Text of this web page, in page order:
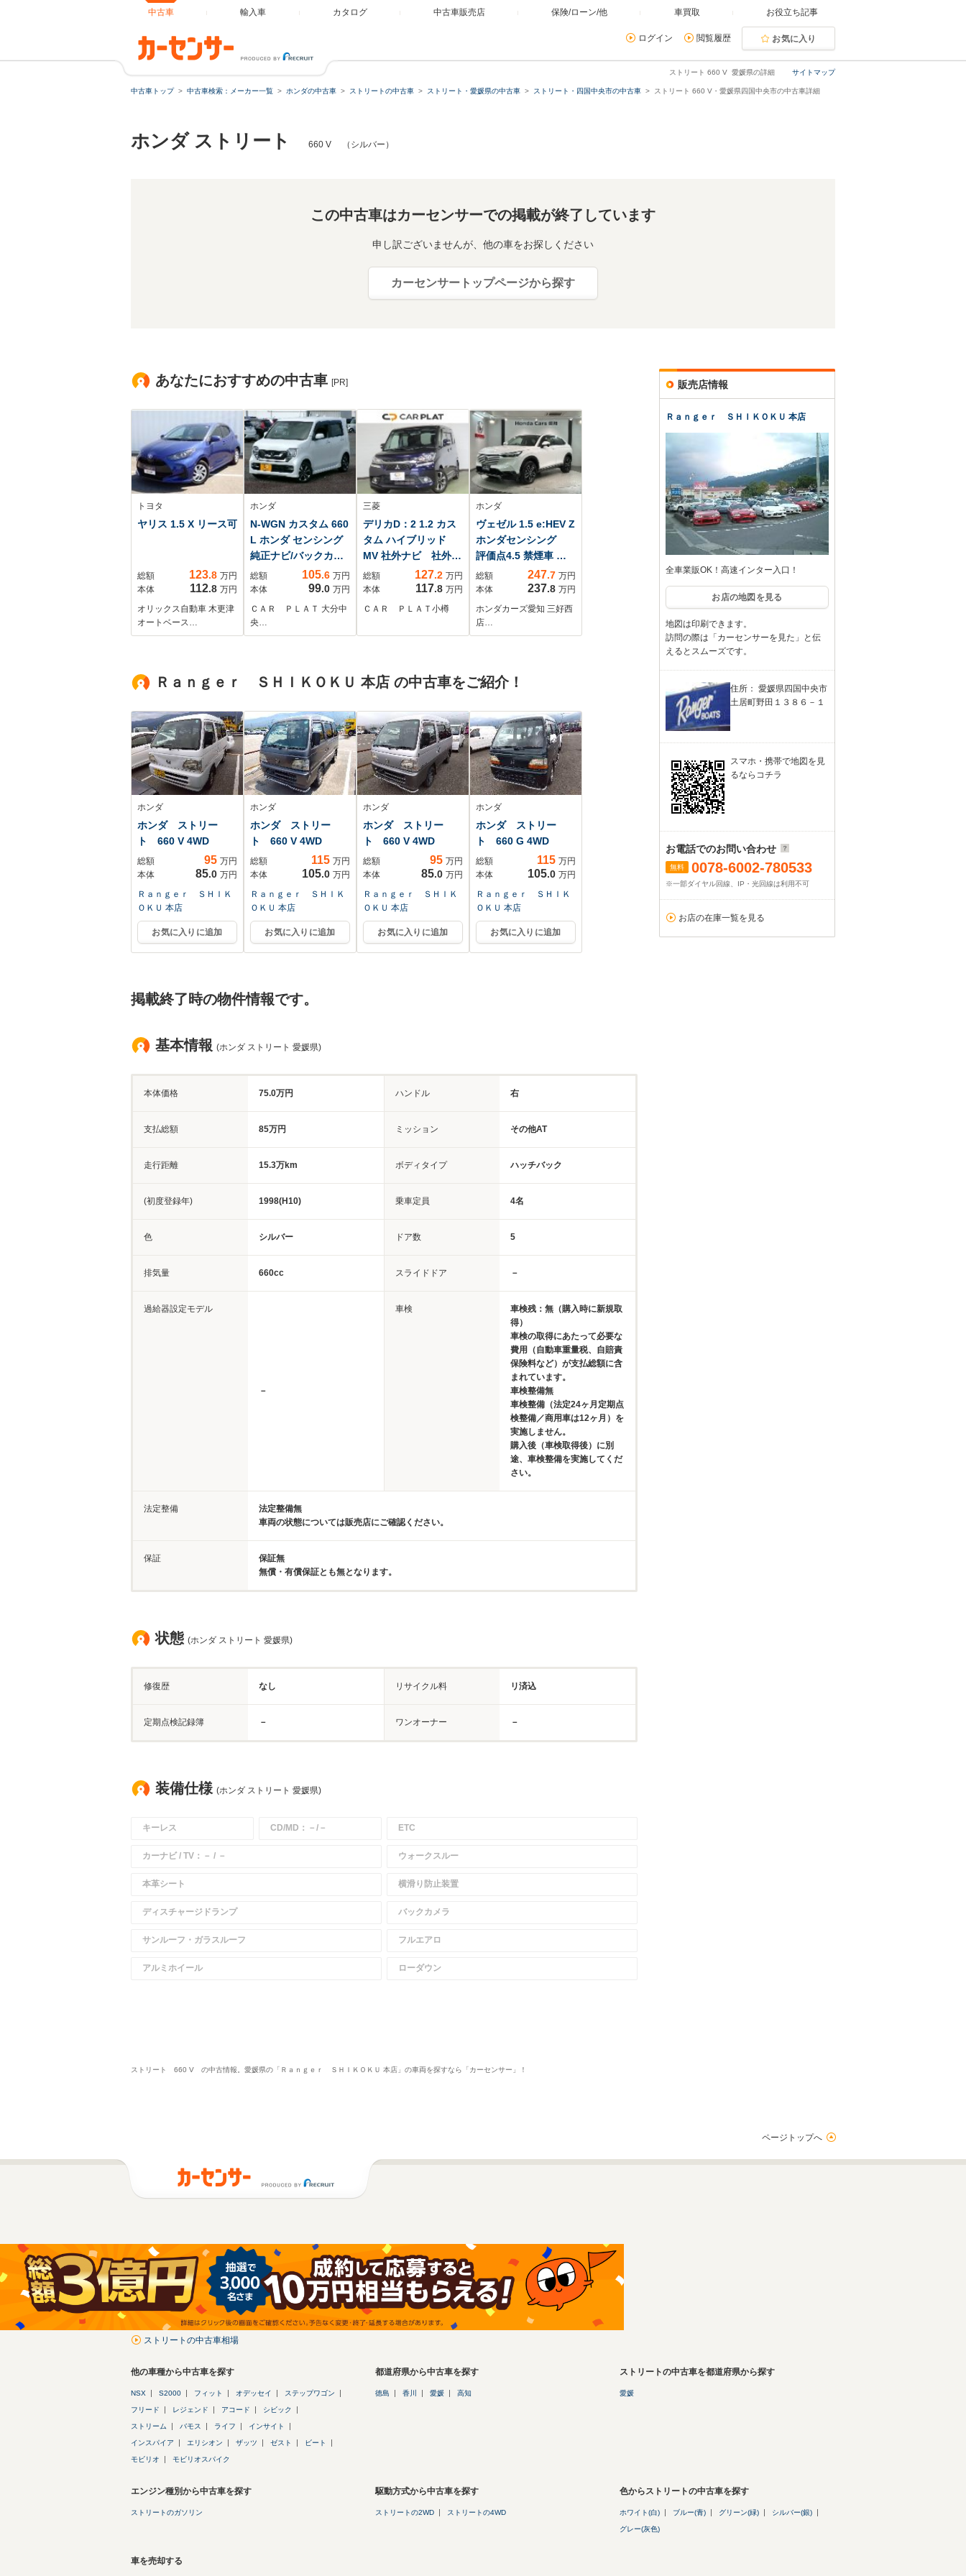
中古車 輸入車 カタログ 中古車販売店 保険/ローン/他 車買取 お役立ち記事
ログイン 閲覧履歴 お気に入り
サイトマップ
ストリート 660 V 愛媛県の詳細
中古車トップ 中古車検索：メーカー一覧 ホンダの中古車 ストリートの中古車 ストリート・愛媛県の中古車 ストリート・四国中央市の中古車 ストリート 660 V・愛媛県四国中央市の中古車詳細
ホンダ ストリート 660 V （シルバー）
この中古車はカーセンサーでの掲載が終了しています
申し訳ございませんが、他の車をお探しください
カーセンサートップページから探す
あなたにおすすめの中古車 [PR]
トヨタ
ヤリス 1.5 X リース可
総額 123.8 万円
本体
112.8 万円
オリックス自動車 木更津
オートベース…
ホンダ
N-WGN カスタム 660
L ホンダ センシング
純正ナビ/バックカメ
ラ/ドラレコ/ETC
総額 105.6 万円
本体
99.0 万円
ＣＡＲ ＰＬＡＴ 大分中
央…
三菱
デリカD：2 1.2 カス
タム ハイブリッド
MV 社外ナビ 社外エ
ンスタ 社外ドラレ
コ 純
総額 127.2 万円
本体
117.8 万円
ＣＡＲ ＰＬＡＴ小樽
ホンダ
ヴェゼル 1.5 e:HEV Z
ホンダセンシング
評価点4.5 禁煙車 最
長5年保証 純正ナ
ビ TV バックカメ
ラ BTオ-ディオ
ETC LEDライト
シ-トヒ-タ- アル
置 整備記録簿
総額 247.7 万円
本体
237.8 万円
ホンダカーズ愛知 三好西
店…
Ｒａｎｇｅｒ ＳＨＩＫＯＫＵ 本店 の中古車をご紹介！
ホンダ
ホンダ ストリー
ト 660 V 4WD
総額 95 万円
本体
85.0 万円
Ｒａｎｇｅｒ ＳＨＩＫ
ＯＫＵ 本店
お気に入りに追加
ホンダ
ホンダ ストリー
ト 660 V 4WD
総額 115 万円
本体
105.0 万円
Ｒａｎｇｅｒ ＳＨＩＫ
ＯＫＵ 本店
お気に入りに追加
ホンダ
ホンダ ストリー
ト 660 V 4WD
総額 95 万円
本体
85.0 万円
Ｒａｎｇｅｒ ＳＨＩＫ
ＯＫＵ 本店
お気に入りに追加
ホンダ
ホンダ ストリー
ト 660 G 4WD
総額 115 万円
本体
105.0 万円
Ｒａｎｇｅｒ ＳＨＩＫ
ＯＫＵ 本店
お気に入りに追加
掲載終了時の物件情報です。
基本情報 (ホンダ ストリート 愛媛県)
本体価格 75.0万円 ハンドル 右
支払総額 85万円 ミッション その他AT
走行距離 15.3万km ボディタイプ ハッチバック
(初度登録年) 1998(H10) 乗車定員 4名
色 シルバー ドア数 5
排気量 660cc スライドドア －
過給器設定モデル
－
車検
車検残：無（購入時に新規取
得）
車検の取得にあたって必要な
費用（自動車重量税、自賠責
保険料など）が支払総額に含
まれています。
車検整備無
車検整備（法定24ヶ月定期点
検整備／商用車は12ヶ月）を
実施しません。
購入後（車検取得後）に別
途、車検整備を実施してくだ
さい。
法定整備
法定整備無
車両の状態については販売店にご確認ください。
保証
保証無
無償・有償保証とも無となります。
状態 (ホンダ ストリート 愛媛県)
修復歴 なし リサイクル料 リ済込
定期点検記録簿 － ワンオーナー －
装備仕様 (ホンダ ストリート 愛媛県)
キーレス CD/MD：－/－ ETC
カーナビ / TV：－ / － ウォークスルー
本革シート 横滑り防止装置
ディスチャージドランプ バックカメラ
サンルーフ・ガラスルーフ フルエアロ
アルミホイール ローダウン
販売店情報
Ｒａｎｇｅｒ ＳＨＩＫＯＫＵ 本店
全車業販OK！高速インター入口！
お店の地図を見る
地図は印刷できます。
訪問の際は「カーセンサーを見た」と伝
えるとスムーズです。
住所： 愛媛県四国中央市
土居町野田１３８６－１
スマホ・携帯で地図を見
るならコチラ
お電話でのお問い合わせ
無料 0078-6002-780533
※一部ダイヤル回線、IP・光回線は利用不可
お店の在庫一覧を見る
ストリート 660 V の中古情報。愛媛県の「Ｒａｎｇｅｒ ＳＨＩＫＯＫＵ 本店」の車両を探すなら「カーセンサー」！
ページトップへ
ストリートの中古車相場
他の車種から中古車を探す
NSX S2000 フィット オデッセイ ステップワゴン
フリード レジェンド アコード シビック
ストリーム バモス ライフ インサイト
インスパイア エリシオン ザッツ ゼスト ビート
モビリオ モビリオスパイク
都道府県から中古車を探す
徳島 香川 愛媛 高知
ストリートの中古車を都道府県から探す
愛媛
エンジン種別から中古車を探す
ストリートのガソリン
駆動方式から中古車を探す
ストリートの2WD ストリートの4WD
色からストリートの中古車を探す
ホワイト(白) ブルー(青) グリーン(緑) シルバー(銀)
グレー(灰色)
車を売却する